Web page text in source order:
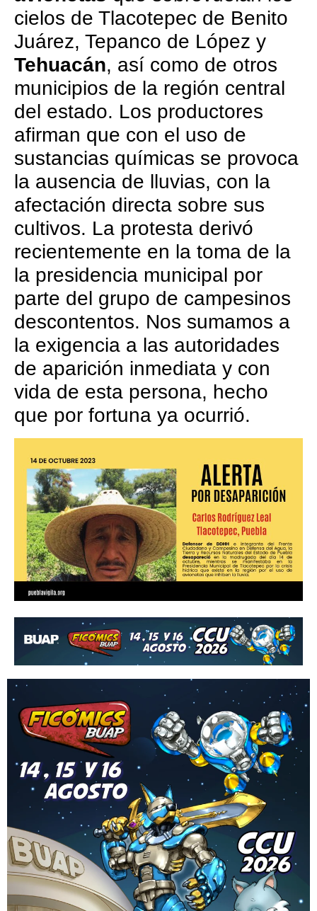
cielos de Tlacotepec de Benito
Juárez, Tepanco de López y
Tehuacán, así como de otros
municipios de la región central
del estado. Los productores
afirman que con el uso de
sustancias químicas se provoca
la ausencia de lluvias, con la
afectación directa sobre sus
cultivos. La protesta derivó
recientemente en la toma de la
la presidencia municipal por
parte del grupo de campesinos
descontentos. Nos sumamos a
la exigencia a las autoridades
de aparición inmediata y con
vida de esta persona, hecho
que por fortuna ya ocurrió.